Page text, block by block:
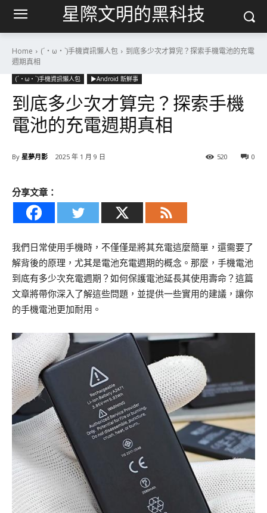
星際文明的黑科技
Home (´・ω・`)手機資訊懶人包
到底多少次才算完？探索手機電池的充電
週期真相
(´・ω・`)手機資訊懶人包 ▶Android 新鮮事
到底多少次才算完？探索手機
電池的充電週期真相
By 星夢月影 2025 年 1 月 9 日 0
520
分享文章：
我們日常使用手機時，不僅僅是將其充電這麼簡單，還需要了
解背後的原理，尤其是電池充電週期的概念。那麼，手機電池
到底有多少次充電週期？如何保護電池延長其使用壽命？這篇
文章將帶你深入了解這些問題，並提供一些實用的建議，讓你
的手機電池更加耐用。